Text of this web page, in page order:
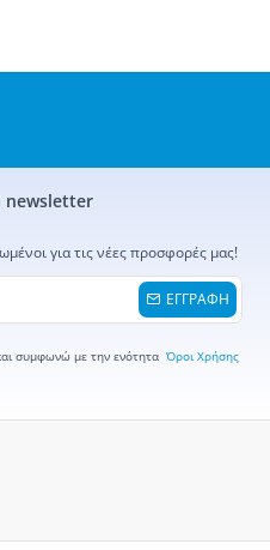
newsletter
για τις νέες προσφορές μας!
ΕΓΓΡΑΦΗ
συμφωνώ με την ενότητα Όροι Χρήσης